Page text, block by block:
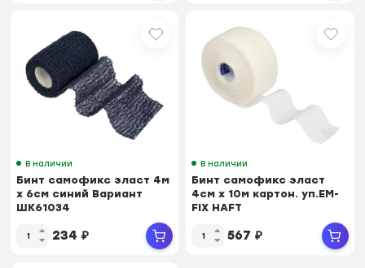
В наличии
Бинт самофикс эласт 4м
х 6см синий Вариант
ШК61034
234 ₽
В наличии
Бинт самофикс эласт
4см х 10м картон. уп.EM-
FIX HAFT
567 ₽